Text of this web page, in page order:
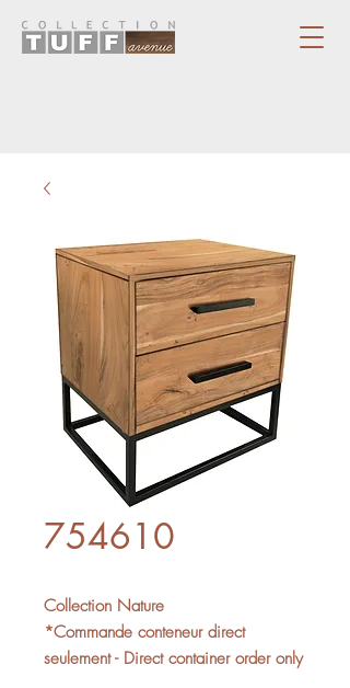
754610
Collection Nature
*Commande conteneur direct
seulement - Direct container order only